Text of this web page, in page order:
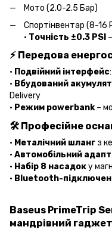
Мото (2.0-2.5 Бар)
Спортінвентар (8-16
• Точність ±0.3 PSI
⚡ Передова
• Подвійний інтерфейс
• Вбудований
Delivery
• Режим powerbank–
🛠️ Професійне
• Металічний шланг з
• Автомобільний
• Набір 8 насадоку
• Bluetooth-
Baseus PrimeTrip
мандрівний